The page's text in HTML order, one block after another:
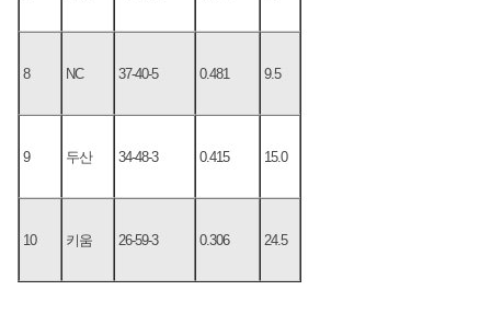
8 NC 37-40-5 0.481 9.5
9 두산 34-48-3 0.415 15.0
10 키움 26-59-3 0.306 24.5